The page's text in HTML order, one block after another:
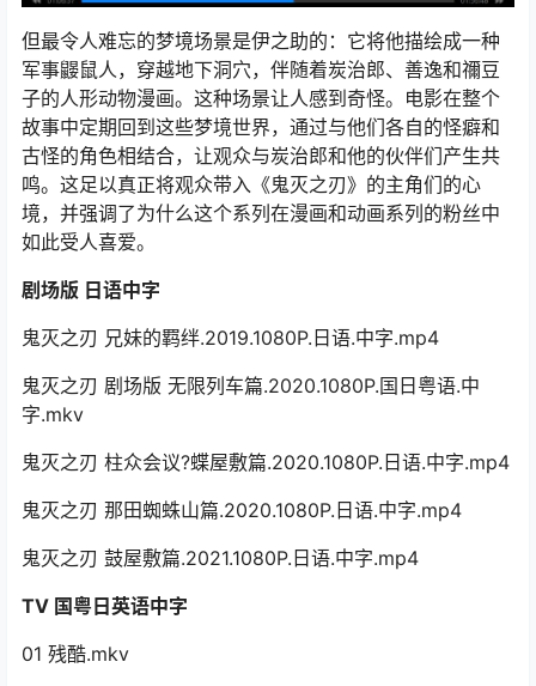
但最令人难忘的梦境场景是伊之助的：它将他描绘成一种
军事鼹鼠人，穿越地下洞穴，伴随着炭治郎、善逸和禰豆
子的人形动物漫画。这种场景让人感到奇怪。电影在整个
故事中定期回到这些梦境世界，通过与他们各自的怪癖和
古怪的角色相结合，让观众与炭治郎和他的伙伴们产生共
鸣。这足以真正将观众带入《鬼灭之刃》的主角们的心
境，并强调了为什么这个系列在漫画和动画系列的粉丝中
如此受人喜爱。
剧场版 日语中字
鬼灭之刃 兄妹的羁绊.2019.1080P.日语.中字.mp4
鬼灭之刃 剧场版 无限列车篇.2020.1080P.国日粤语.中
字.mkv
鬼灭之刃 柱众会议?蝶屋敷篇.2020.1080P.日语.中字.mp4
鬼灭之刃 那田蜘蛛山篇.2020.1080P.日语.中字.mp4
鬼灭之刃 鼓屋敷篇.2021.1080P.日语.中字.mp4
TV 国粤日英语中字
01 残酷.mkv